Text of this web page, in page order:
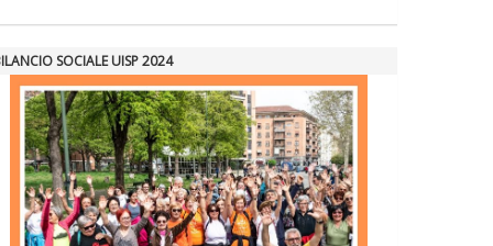
SOCIALE UISP 2024